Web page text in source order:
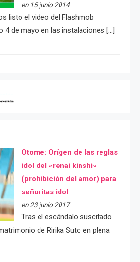
en 15 junio 2014
listo el video del Flashmob
4 de mayo en las instalaciones […]
Otome: Orígen de las reglas
idol del «renai kinshi»
(prohibición del amor) para
señoritas idol
en 23 junio 2017
Tras el escándalo suscitado
de Ririka Suto en plena